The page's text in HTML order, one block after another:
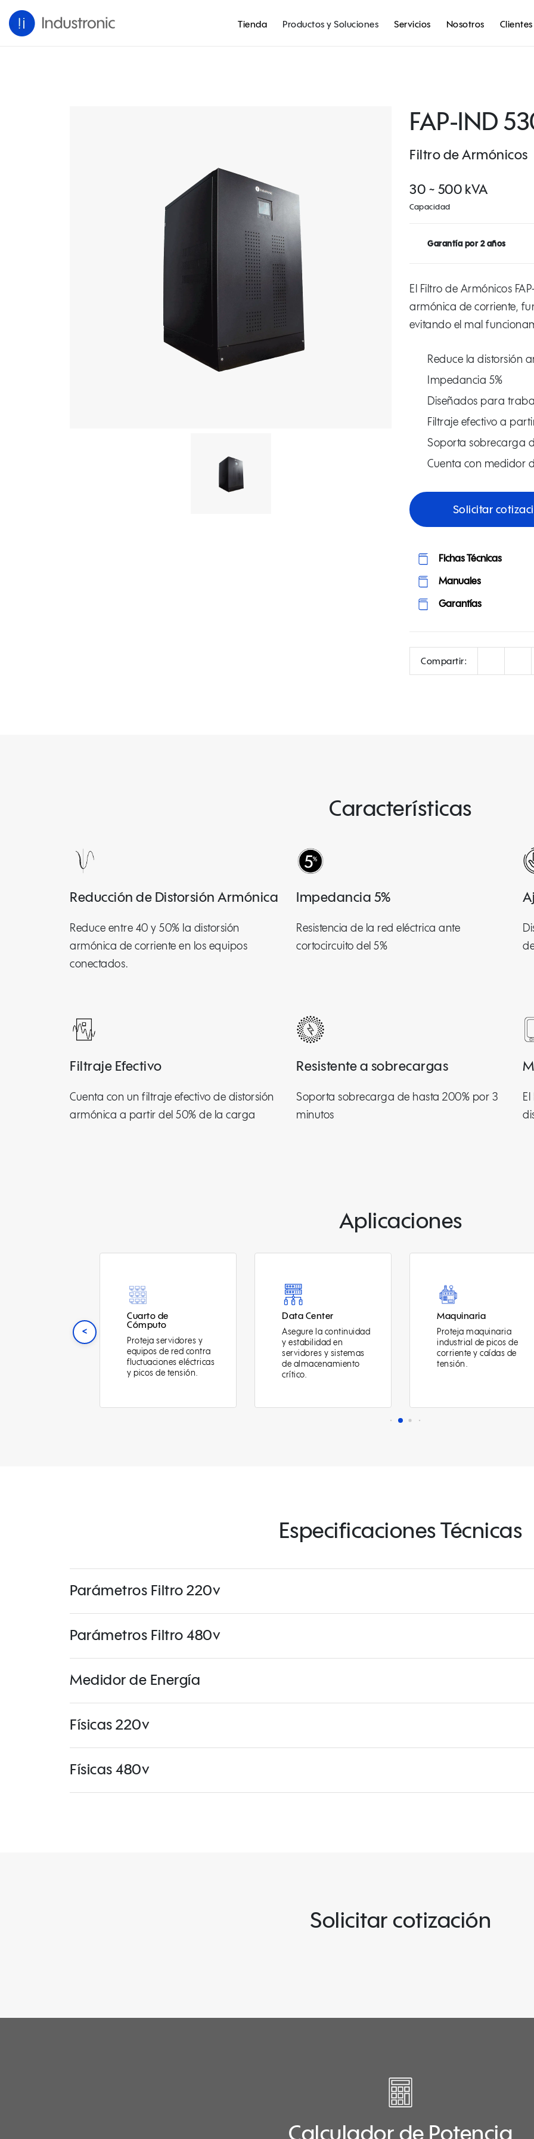
Tienda Productos y Soluciones Servicios Nosotros Clientes
FAP-IND
Filtro de Armónicos
30 ~ 500 kVA
Capacidad
Garantía por 2 años
El Filtro de Armónicos
armónica de corriente,
evitando el mal
Reduce la distorsión
Impedancia 5%
Diseñados para
Filtraje efectivo a
Soporta sobrecarga
Cuenta con medidor
Solicitar
Fichas Técnicas
Manuales
Garantías
Compartir:
Características
Reducción de Distorsión Armónica
Reduce entre 40 y 50% la distorsión
armónica de corriente en los equipos
conectados.
Impedancia 5%
Resistencia de la red eléctrica ante
cortocircuito del 5%
Filtraje Efectivo
Cuenta con un filtraje efectivo de distorsión
armónica a partir del 50% de la carga
Resistente a sobrecargas
Soporta sobrecarga de hasta 200% por 3
minutos
Aplicaciones
Data Center
Asegure la continuidad
y estabilidad en
servidores y sistemas
de almacenamiento
crítico.
Maquinaria
Proteja maquinaria
industrial de picos de
corriente y caídas de
tensión.
Maquinaria CNC
Asegure la precisión
maquinaria CNC ante
fluctuaciones
y variaciones de
<
Especificaciones Técnicas
Parámetros Filtro 220v
Parámetros Filtro 480v
Medidor de Energía
Físicas 220v
Físicas 480v
Solicitar cotización